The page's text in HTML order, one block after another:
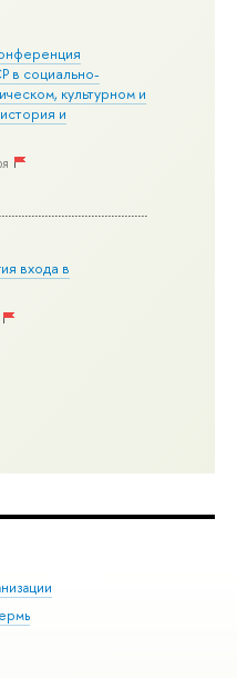
в социально-
культурном и
и
входа в